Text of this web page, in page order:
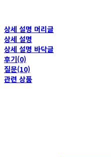
상세 설명 머리글
상세 설명
상세 설명 바닥글
후기(0)
질문(10)
관련 상품